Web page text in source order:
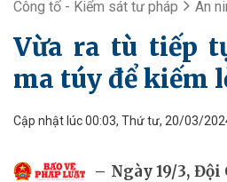
Công tố - Kiểm sát tư pháp An
Vừa ra tù tiếp
ma túy để kiếm
Cập nhật lúc 00:03, Thứ tư, 20/03/
Ngày 19/3,